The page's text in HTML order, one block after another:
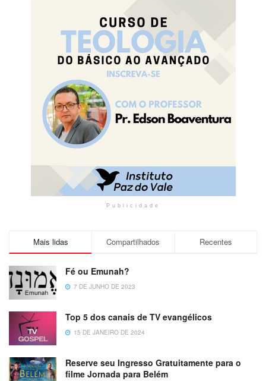
Publicidade
Mais lidas Compartilhados Recentes
Fé ou Emunah?
7 DE JUNHO DE 2023
Top 5 dos canais de TV evangélicos
15 DE JANEIRO DE 2024
Reserve seu Ingresso Gratuitamente para o
filme Jornada para Belém